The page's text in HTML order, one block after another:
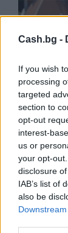
Cash.bg -
If you wish
processing
targeted
section to
opt-out
interest-
us or
your opt-
disclosure
IAB’s list of
also be
Древен
Полша
07.08.2026 /